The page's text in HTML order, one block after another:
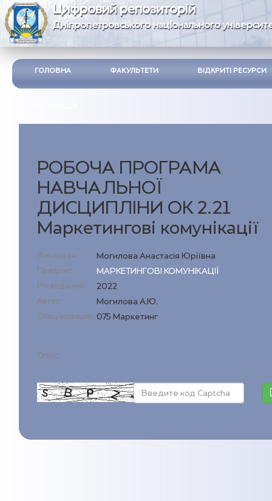
Цифровий репозиторій
Дніпропетровського національного
ГОЛОВНА ФАКУЛЬТЕТИ ВІДКРИТІ РЕСУРСИ
РОБОЧА ПРОГРАМА
НАВЧАЛЬНОЇ
ДИСЦИПЛІНИ ОК 2.21
Маркетингові комунікації
Викладач: Могилова Анастасія Юріївна
Предмет: МАРКЕТИНГОВІ КОМУНІКАЦІЇ
Рік видання: 2022
Автор: Могилова А.Ю.
Спеціалізація: 075 Маркетинг
Опис: